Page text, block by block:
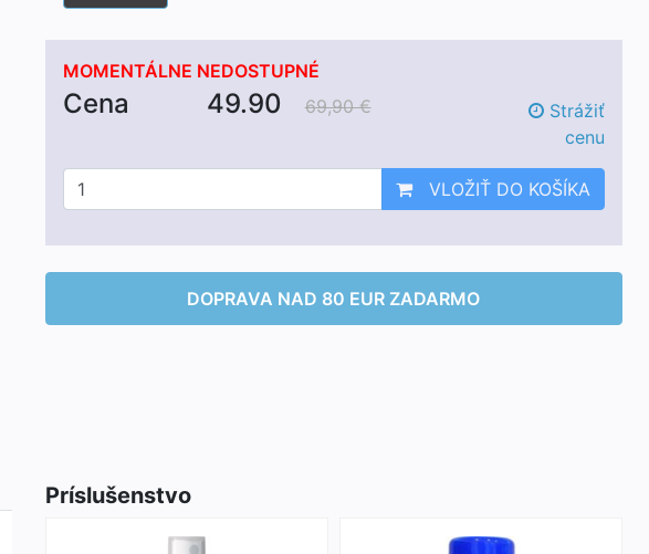
MOMENTÁLNE NEDOSTUPNÉ
Cena 49.90 69,90 €
Strážiť
cenu
VLOŽIŤ DO KOŠÍKA
DOPRAVA NAD 80 EUR ZADARMO
Príslušenstvo